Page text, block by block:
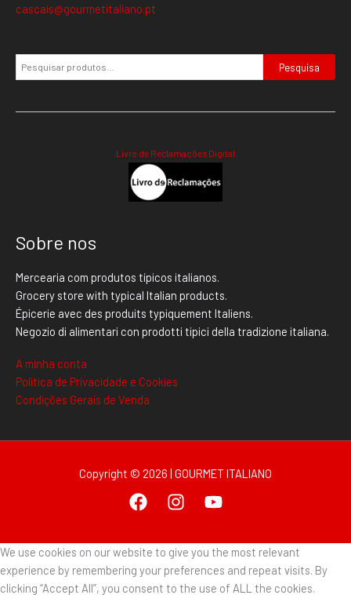
cascais@gourmetitaliano.pt
Pesquisa
Livro de Reclamações Digital
Sobre nos
Mercearia com produtos típicos italianos.
Grocery store with typical Italian products.
Épicerie avec des produits typiquement Italiens.
Negozio di alimentari con prodotti tipici della tradizione italiana.
A minha conta
Politica de Privacidade e Cookies
Condições Gerais de Venda
Copyright © 2026 | GOURMET ITALIANO
We use cookies on our website to give you the most relevant
experience by remembering your preferences and repeat visits. By
clicking “Accept All”, you consent to the use of ALL the cookies.